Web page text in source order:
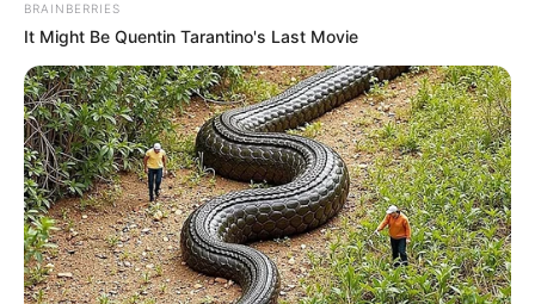
BRAINBERRIES
It Might Be Quentin Tarantino's Last Movie